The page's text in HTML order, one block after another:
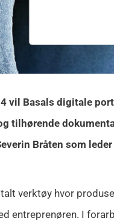
vil Basals digitale
tilhørende
Bråten som
verktøy hvor
entreprenøren. I